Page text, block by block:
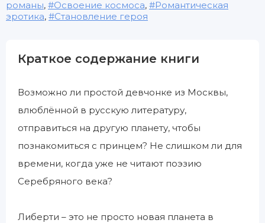
романы, Освоение космоса,
Романтическая
эротика, Становление героя
Краткое содержание книги
Возможно ли простой девчонке из Москвы,
влюблённой в русскую литературу,
отправиться на другую планету, чтобы
познакомиться с принцем? Не слишком ли для
времени, когда уже не читают поэзию
Серебряного века?
Либерти – это не просто новая планета в